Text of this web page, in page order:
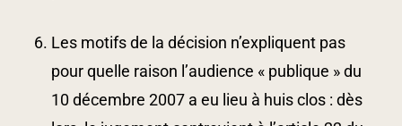
Les motifs de la décision n’expliquent pas
pour quelle raison l’audience « publique » du
10 décembre 2007 a eu lieu à huis clos : dès